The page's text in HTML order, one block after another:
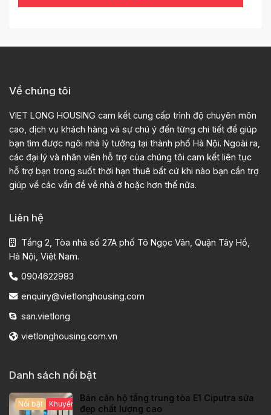
Về chúng tôi
VIET LONG HOUSING cam kết cung cấp trình độ chuyên môn
cao, dịch vụ khách hàng và sự chú ý đến từng chi tiết để giúp
bạn tìm được ngôi nhà lý tưởng tại thành phố Hà Nội. Ngoài ra,
các đại lý và nhân viên hỗ trợ của chúng tôi cam kết liên tục
hỗ trợ bạn trong suốt thời hạn thuê bất cứ khi nào bạn cần trợ
giúp về các vấn đề về nhà ở hoặc hơn thế nữa.
Liên hệ
Tầng 2, Tòa nhà số 27A phố Tô Ngọc Vân, Quận Tây Hồ,
Hà Nội, Việt Nam.
0904622983
enquiry@vietlonghousing.com
san.vietlong
vietlonghousing.com.vn
Danh sách nổi bật
Nổi bật Khuyến mại hấp dẫn
Bán căn hộ tầng trung tòa E1 Ciputra sửa
đẹp chất lượng cao